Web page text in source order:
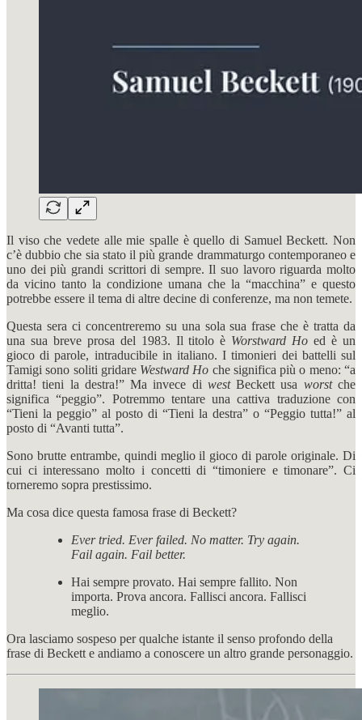
Il viso che vedete alle mie spalle è quello di Samuel Beckett. Non
c’è dubbio che sia stato il più grande drammaturgo contemporaneo e
uno dei più grandi scrittori di sempre. Il suo lavoro riguarda molto
da vicino tanto la condizione umana che la “macchina” e questo
potrebbe essere il tema di altre decine di conferenze, ma non temete.
Questa sera ci concentreremo su una sola sua frase che è tratta da
una sua breve prosa del 1983. Il titolo è Worstward Ho ed è un
gioco di parole, intraducibile in italiano. I timonieri dei battelli sul
Tamigi sono soliti gridare Westward Ho che significa più o meno: “a
dritta! tieni la destra!” Ma invece di westBeckett usa worstche
significa “peggio”. Potremmo tentare una cattiva traduzione con
“Tieni la peggio” al posto di “Tieni la destra” o “Peggio tutta!” al
posto di “Avanti tutta”.
Sono brutte entrambe, quindi meglio il gioco di parole originale. Di
cui ci interessano molto i concetti di “timoniere e timonare”. Ci
torneremo sopra prestissimo.
Ma cosa dice questa famosa frase di Beckett?
Ever tried. Ever failed. No matter. Try again.
Fail again. Fail better.
Hai sempre provato. Hai sempre fallito. Non
importa. Prova ancora. Fallisci ancora. Fallisci
meglio.
Ora lasciamo sospeso per qualche istante il senso profondo della
frase di Beckett e andiamo a conoscere un altro grande personaggio.